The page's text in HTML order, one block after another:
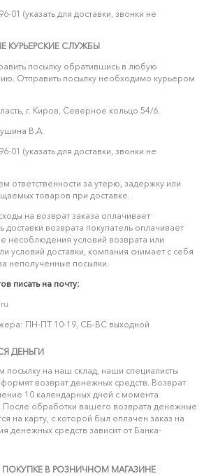
01 (указать для доставки, звонки не
КУРЬЕРСКИЕ СЛУЖБЫ
посылку обратившись в любую
Отправить посылку необходимо курьером
г. Киров, Северное кольцо 54/6.
В.А.
01 (указать для доставки, звонки не
ответственности за утерю, задержку или
товаров при доставке.
на возврат заказа оплачивает
доставки возврата покупатель оплачивает
несоблюдения условий возврата или
условий доставки, компания снимает с себя
неполученные посылки.
писать на почту:
ПН-ПТ 10-19, СБ-ВС выходной
ДЕНЬГИ
посылку на наш склад, наши специалисты
возврат денежных средств. Возврат
10 календарных дней с момента
После обработки вашего возврата денежные
на карту, с которой был оплачен заказ на
денежных средств зависит от Банка-
ПОКУПКЕ В РОЗНИЧНОМ МАГАЗИНЕ